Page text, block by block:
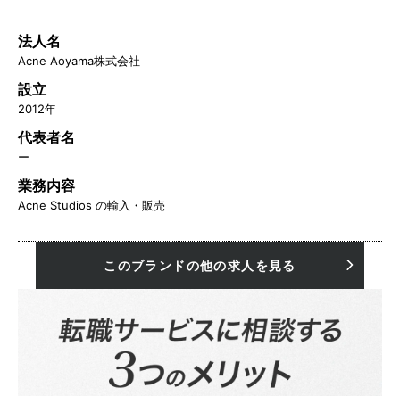
法人名
Acne Aoyama株式会社
設立
2012年
代表者名
ー
業務内容
Acne Studios の輸入・販売
このブランドの他の求人を見る